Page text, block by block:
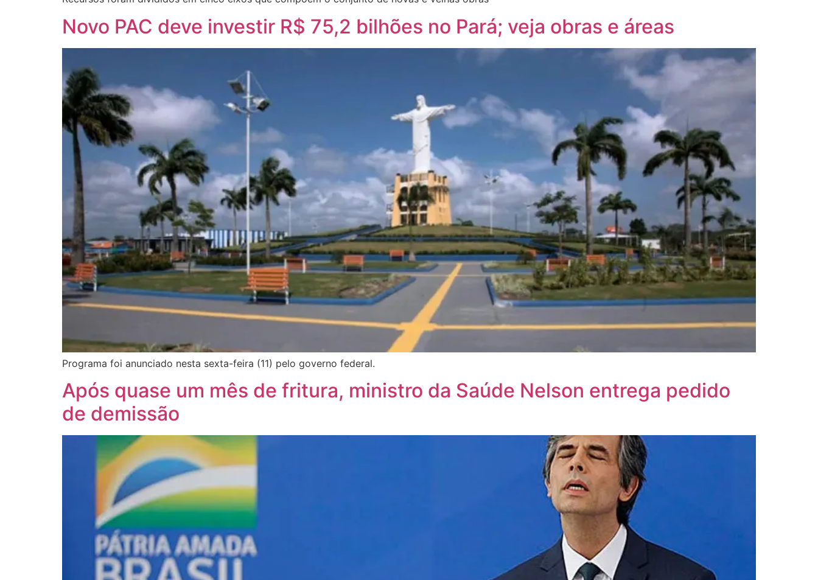
Novo PAC deve investir R$ 75,2 bilhões no Pará; veja obras e áreas
Programa foi anunciado nesta sexta-feira (11) pelo governo federal.
Após quase um mês de fritura, ministro da Saúde Nelson entrega pedido
de demissão